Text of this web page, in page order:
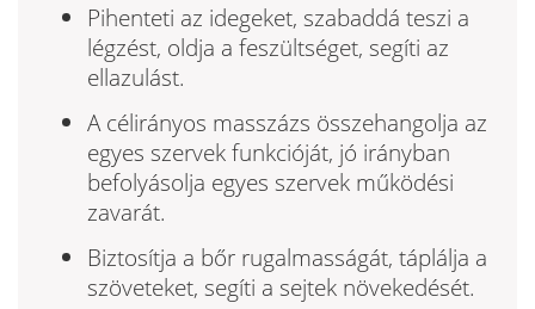
Pihenteti az idegeket, szabaddá teszi a
légzést, oldja a feszültséget, segíti az
ellazulást.
A célirányos masszázs összehangolja az
egyes szervek funkcióját, jó irányban
befolyásolja egyes szervek működési
zavarát.
Biztosítja a bőr rugalmasságát, táplálja a
szöveteket, segíti a sejtek növekedését.